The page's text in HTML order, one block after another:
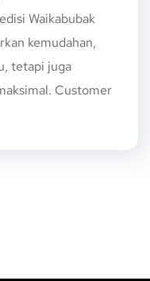
Waikabubak
kemudahan,
tetapi juga
Customer